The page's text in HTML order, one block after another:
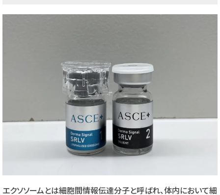
エクソソームとは細胞間情報伝達分子と呼ばれ、体内において細